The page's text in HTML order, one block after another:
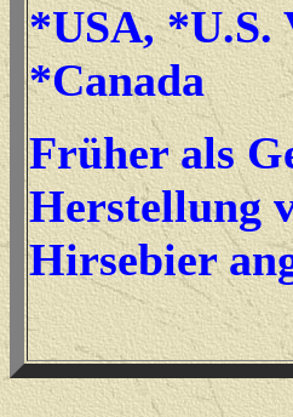
*USA, *U.S.
*Canada
Früher als
Herstellung
Hirsebier